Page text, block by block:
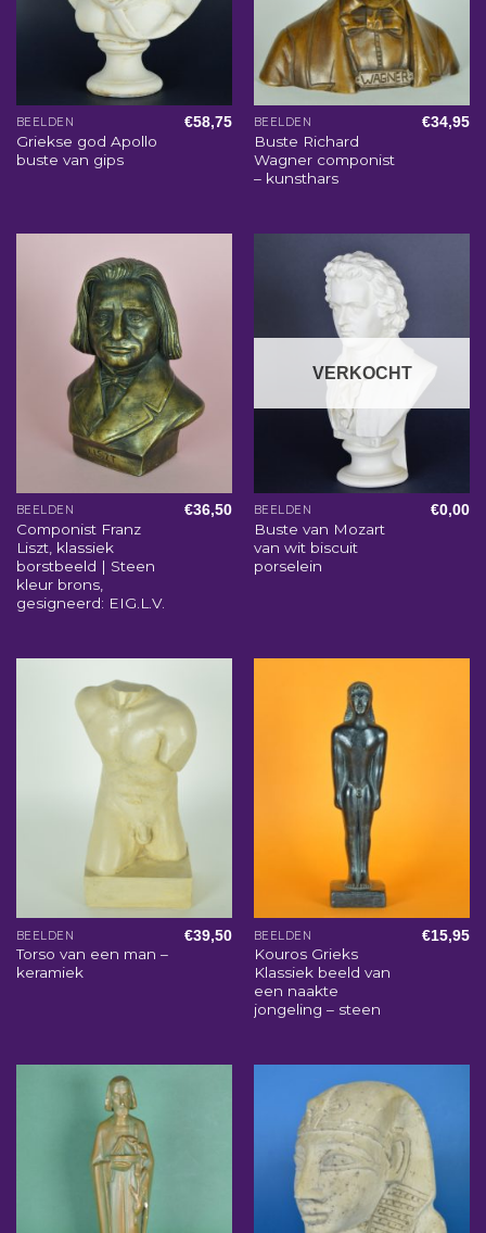
BEELDEN
Griekse god Apollo
buste van gips
€58,75 BEELDEN
Buste Richard
Wagner componist
– kunsthars
€34,95
BEELDEN
Componist Franz
Liszt, klassiek
borstbeeld | Steen
kleur brons,
gesigneerd: EIG.L.V.
€36,50
VERKOCHT
BEELDEN
Buste van Mozart
van wit biscuit
porselein
€0,00
BEELDEN
Torso van een man –
keramiek
€39,50 BEELDEN
Kouros Grieks
Klassiek beeld van
een naakte
jongeling – steen
€15,95